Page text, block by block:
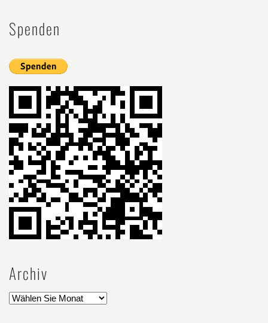
Spenden
Archiv